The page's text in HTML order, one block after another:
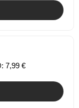
7,99 €